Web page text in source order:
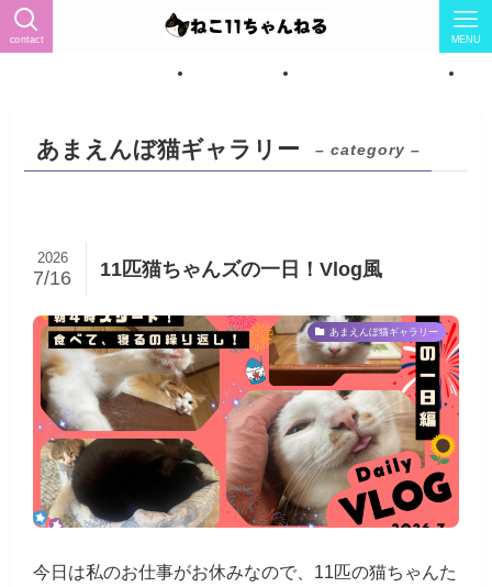
contact MENU
ール（猫怖い→猫LOVEに） トップページ ねこ紹介★女の子7匹★
あまえんぼ猫ギャラリー – category –
11匹猫ちゃんズの一日！Vlog風
2026
7/16
あまえんぼ猫ギャラリー
今日は私のお仕事がお休みなので、11匹の猫ちゃんた